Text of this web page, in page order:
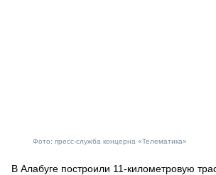
Фото: пресс-служба концерна «Телематика»
В Алабуге построили 11-километровую